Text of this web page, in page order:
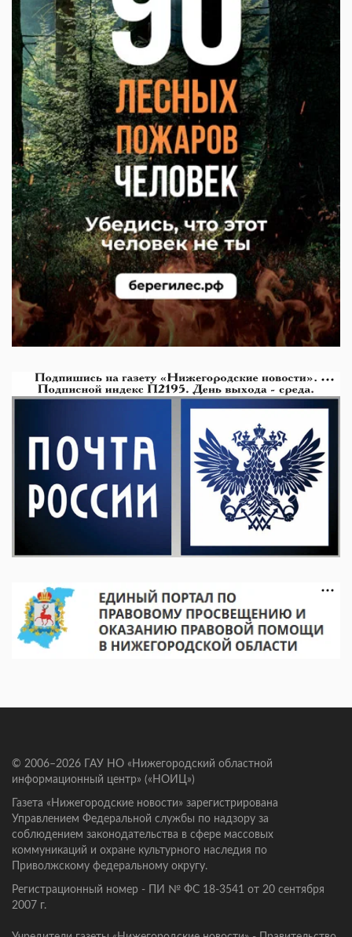
© 2006–2026 ГАУ НО «Нижегородский областной
информационный центр» («НОИЦ»)
Газета «Нижегородские новости» зарегистрирована
Управлением Федеральной службы по надзору за
соблюдением законодательства в сфере массовых
коммуникаций и охране культурного наследия по
Приволжскому федеральному округу.
Регистрационный номер - ПИ № ФС 18-3541 от 20 сентября
2007 г.